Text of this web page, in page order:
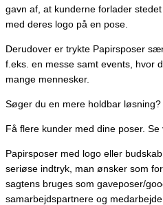
gavn af, at kunderne forlader
med deres logo på en pose.
Derudover er trykte Papirsposer
f.eks. en messe samt events, hvor
mange mennesker.
Søger du en mere holdbar løsning?
Få flere kunder med dine poser. Se
Papirsposer med logo eller
seriøse indtryk, man ønsker som
sagtens bruges som gaveposer/
samarbejdspartnere og